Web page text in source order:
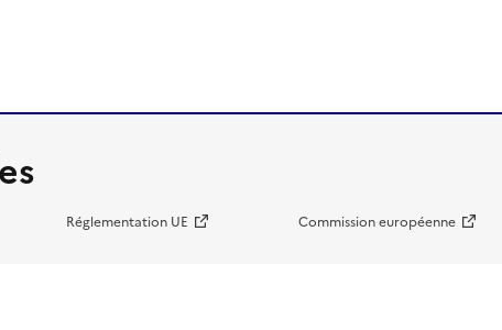
Réglementation UE Commission européenne